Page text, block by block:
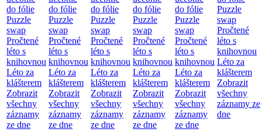
do fólie
Puzzle
swap
Pročtené
léto s
knihovnou
Léto za
klášterem
Zobrazit
všechny
záznamy
ze dne
do fólie
Puzzle
swap
Pročtené
léto s
knihovnou
Léto za
klášterem
Zobrazit
všechny
záznamy
ze dne
do fólie
Puzzle
swap
Pročtené
léto s
knihovnou
Léto za
klášterem
Zobrazit
všechny
záznamy
ze dne
do fólie
Puzzle
swap
Pročtené
léto s
knihovnou
Léto za
klášterem
Zobrazit
všechny
záznamy
ze dne
do fólie
Puzzle
swap
Pročtené
léto s
knihovnou
Léto za
klášterem
Zobrazit
všechny
záznamy
ze dne
Puzzle
swap
Pročtené
léto s
knihovnou
Léto za
klášterem
Zobrazit
všechny
záznamy ze
dne